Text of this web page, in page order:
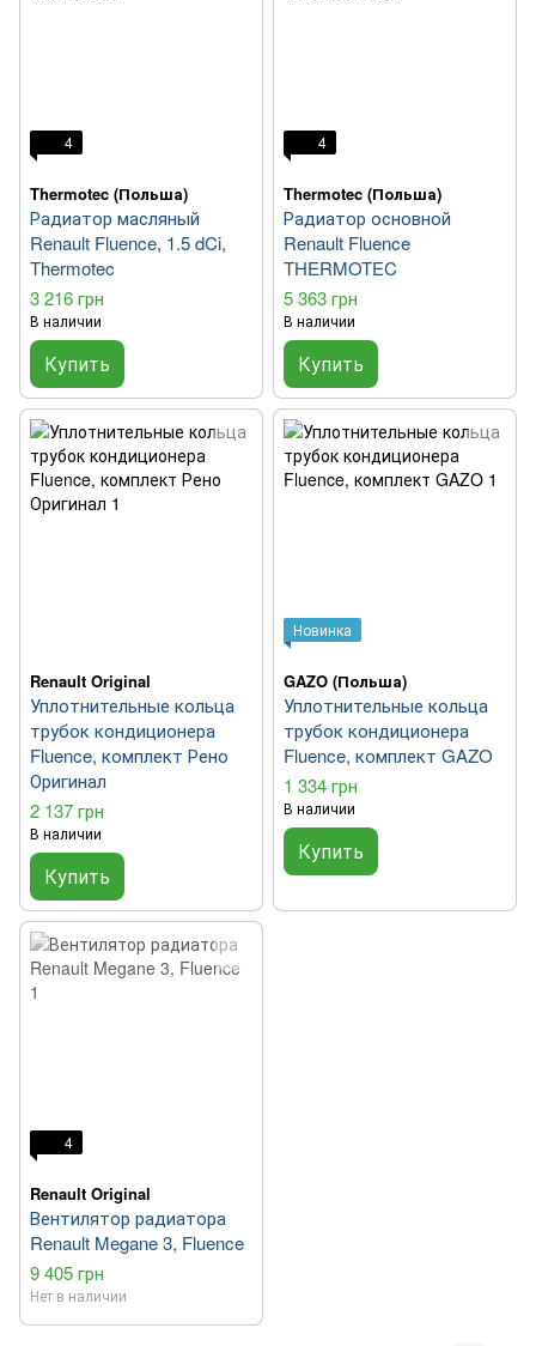
4
Thermotec (Польша)
Радиатор масляный
Renault Fluence, 1.5 dCi,
Thermotec
3 216 грн
В наличии
Купить
4
Thermotec (Польша)
Радиатор основной
Renault Fluence
THERMOTEC
5 363 грн
В наличии
Купить
Renault Original
Уплотнительные кольца
трубок кондиционера
Fluence, комплект Рено
Оригинал
2 137 грн
В наличии
Купить
Новинка
GAZO (Польша)
Уплотнительные кольца
трубок кондиционера
Fluence, комплект GAZO
1 334 грн
В наличии
Купить
4
Renault Original
Вентилятор радиатора
Renault Megane 3, Fluence
9 405 грн
Нет в наличии